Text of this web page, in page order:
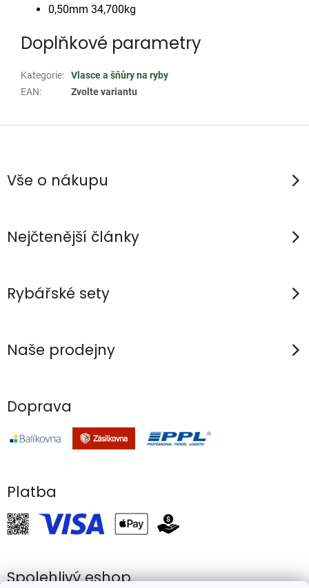
0,50mm 34,700kg
Doplňkové parametry
Kategorie:
Vlasce a šňůry na ryby
EAN: Zvolte variantu
Z
pVše o nákupu
Nejčtenější články
Rybářské sety
Naše prodejny
Doprava
Platba
Spolehlivý eshop